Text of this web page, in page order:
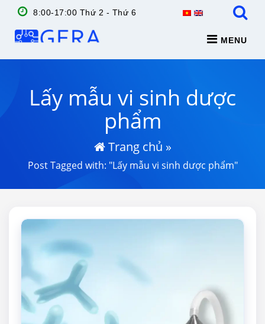
8:00-17:00 Thứ 2 - Thứ 6
MENU
Lấy mẫu vi sinh dược
phẩm
Trang chủ »
Post Tagged with: "Lấy mẫu vi sinh dược phẩm"